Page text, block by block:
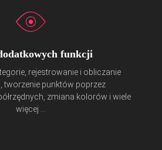
funkcji
rejestrowanie i obliczanie
tworzenie punktów poprzez
zmiana kolorów i wiele
więcej ...